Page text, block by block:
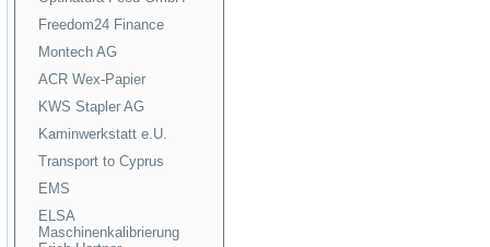
Freedom24 Finance
Montech AG
ACR Wex-Papier
KWS Stapler AG
Kaminwerkstatt e.U.
Transport to Cyprus
EMS
ELSA
Maschinenkalibrierung